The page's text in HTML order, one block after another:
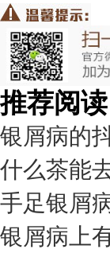
推荐阅读
银屑病的
什么茶能
手足银屑
银屑病上